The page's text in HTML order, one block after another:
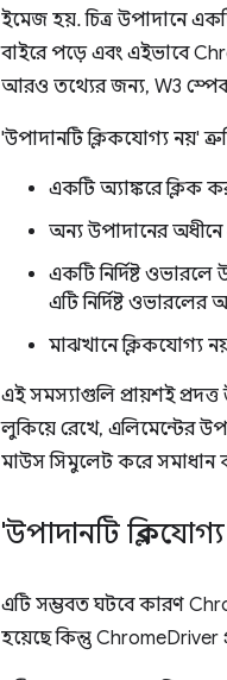
ইমেজ হয়. চিত্র উপাদানে
বাইরে পড়ে এবং এইভাবে
আরও তথ্যের জন্য, W3 স্পেক
'উপাদানটি ক্লিকযোগ্য নয়'
একটি অ্যাঙ্করে ক্লিক
অন্য উপাদানের
একটি নির্দিষ্ট
এটি নির্দিষ্ট ওভারলের
মাঝখানে ক্লিকযোগ্য
এই সমস্যাগুলি প্রায়শই
লুকিয়ে রেখে, এলিমেন্টের
মাউস সিমুলেট করে সমাধান
'উপাদানটি
এটি সম্ভবত ঘটবে কারণ
হয়েছে কিন্তু